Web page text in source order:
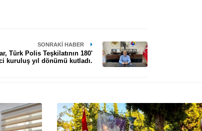
SONRAKI HABER
Türk Polis Teşkilatının 180'
kuruluş yıl dönümü kutladı.